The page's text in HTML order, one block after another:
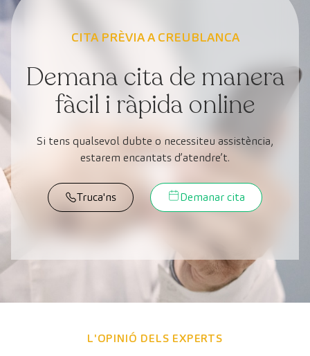
CITA PRÈVIA A CREUBLANCA
Demana cita de manera
fàcil i ràpida online
Si tens qualsevol dubte o necessiteu assistència,
estarem encantats d’atendre’t.
Truca'ns Demanar cita
L'OPINIÓ DELS EXPERTS